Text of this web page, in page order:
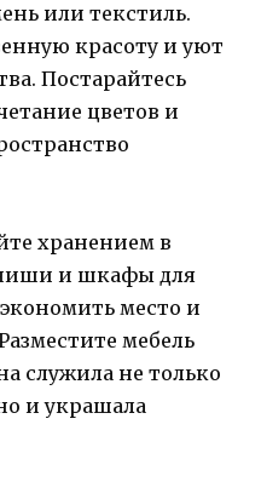
или текстиль.
красоту и уют
Постарайтесь
цветов и
хранением в
ниши и шкафы для
место и
мебель
служила не только
и украшала